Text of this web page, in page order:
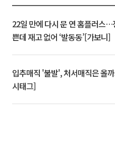
22일 만에 다시 문 연 홈플러스…
쁜데 재고 없어 ‘발동동’[가보니]
입추매직 '불발', 처서매직은 올
시태그]